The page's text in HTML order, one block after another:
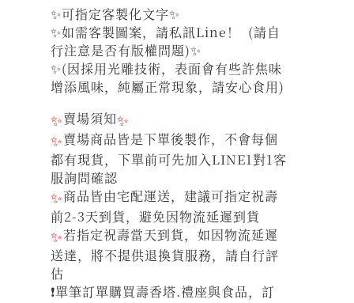
✨可指定客製化文字✨
✨如需客製圖案，請私訊Line！ (請自
行注意是否有版權問題)✨
✨(因採用光雕技術，表面會有些許焦味
增添風味，純屬正常現象，請安心食用)
✨賣場須知✨
✨賣場商品皆是下單後製作，不會每個
都有現貨，下單前可先加入LINE1對1客
服詢問確認
✨商品皆由宅配運送，建議可指定祝壽
前2-3天到貨，避免因物流延遲到貨
✨若指定祝壽當天到貨，如因物流延遲
送達，將不提供退換貨服務，請自行評
估
❗單筆訂單購買壽香塔.禮座與食品，訂